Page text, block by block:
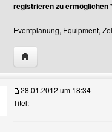
registrieren zu ermöglichen
Eventplanung, Equipment,
Website dieses
28.01.2012 um 18:34
Titel: